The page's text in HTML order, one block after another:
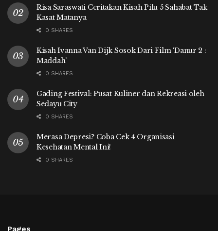
Risa Saraswati Ceritakan Kisah Pilu 5 Sahabat Tak
Kasat Matanya
0 SHARES
Kisah Ivanna Van Dijk Sosok Dari Film ‘Danur 2 :
Maddah’
0 SHARES
Gading Festival: Pusat Kuliner dan Rekreasi oleh
Sedayu City
0 SHARES
Merasa Depresi? Coba Cek 4 Organisasi
Kesehatan Mental Ini!
0 SHARES
Pages